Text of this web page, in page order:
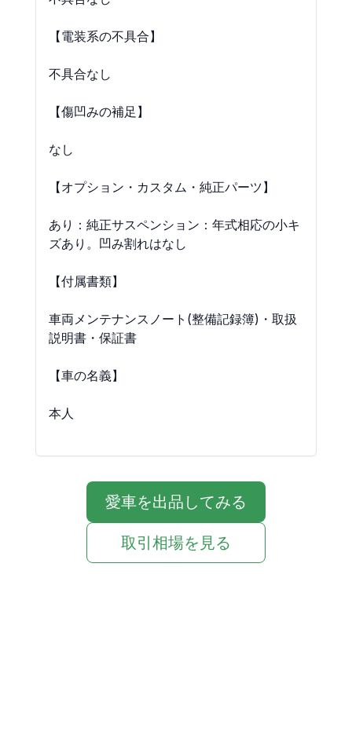
【電装系の不具合】
不具合なし
【傷凹みの補足】
なし
【オプション・カスタム・純正パーツ】
あり：純正サスペンション：年式相応の小キ
ズあり。凹み割れはなし
【付属書類】
車両メンテナンスノート(整備記録簿)・取扱
説明書・保証書
【車の名義】
本人
愛車を出品してみる
取引相場を見る